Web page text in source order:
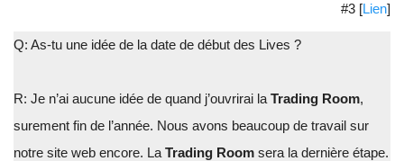
#3 [Lien]
Q: As-tu une idée de la date de début des Lives ?
R: Je n’ai aucune idée de quand j’ouvrirai la Trading Room,
surement fin de l’année. Nous avons beaucoup de travail sur
notre site web encore. La Trading Room sera la dernière étape.